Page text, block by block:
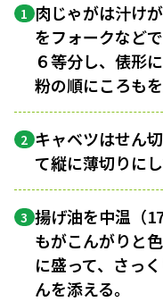
1 肉じゃがは汁け
をフォークなど
６等分し、俵形
粉の順にころもを
2 キャベツはせん
て縦に薄切りに
3 揚げ油を中温（
もがこんがりと
に盛って、さっ
んを添える。